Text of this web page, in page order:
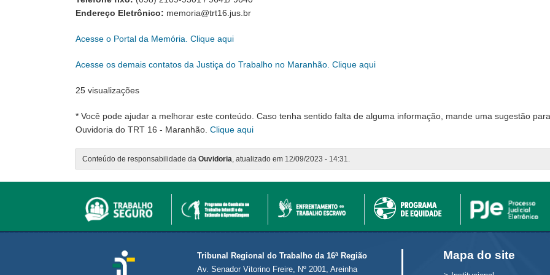
Endereço Eletrônico: memoria@trt16.jus.br
Acesse o Portal da Memória. Clique aqui
Acesse os demais contatos da Justiça do Trabalho no Maranhão. Clique aqui
25 visualizações
* Você pode ajudar a melhorar este conteúdo. Caso tenha sentido falta de alguma informação, mande uma sugestão
Ouvidoria do TRT 16 - Maranhão. Clique aqui
Conteúdo de responsabilidade da Ouvidoria, atualizado em 12/09/2023 - 14:31.
Tribunal Regional do Trabalho da 16ª Região
Av. Senador Vitorino Freire, Nº 2001, Areinha
Mapa do site